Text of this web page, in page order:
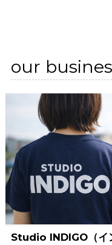
our
Studio INDIGO（イ